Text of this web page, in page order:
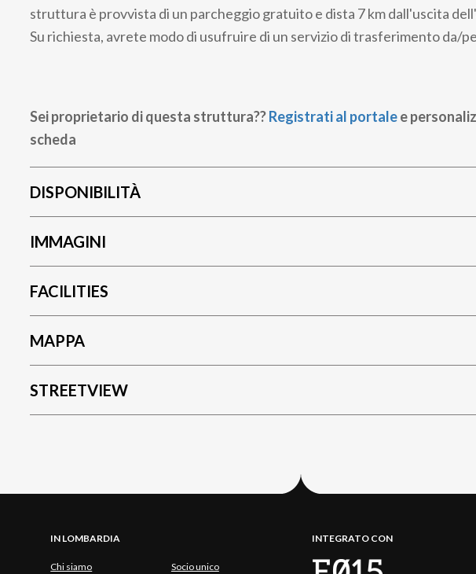
struttura è provvista di un parcheggio gratuito e dista 7 km dall'uscita
Su richiesta, avrete modo di usufruire di un servizio di trasferimento da/
Sei proprietario di questa struttura??Registrati al portalee
scheda
DISPONIBILITÀ
IMMAGINI
FACILITIES
MAPPA
STREETVIEW
IN LOMBARDIA
Chi siamo Socio unico
INTEGRATO CON